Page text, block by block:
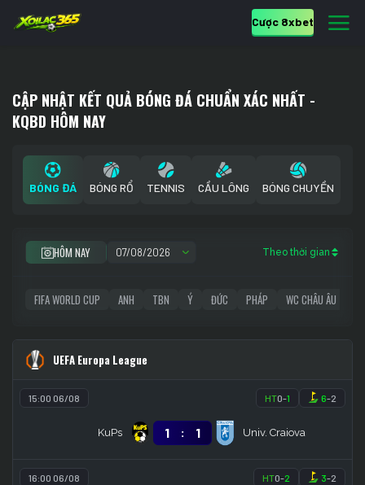
Cược 8xbet
CẬP NHẬT KẾT QUẢ BÓNG ĐÁ CHUẨN XÁC NHẤT -
KQBD HÔM NAY
BÓNG ĐÁ BÓNG RỔ TENNIS CẦU LÔNG BÓNG CHUYỀN
HÔM NAY Theo thời gian
FIFA WORLD CUP ANH TBN Ý ĐỨC PHÁP WC CHÂU ÂU
UEFA Europa League
15:00 06/08 HT0-1 6-2
KuPs 1 : 1 Univ. Craiova
16:00 06/08 HT0-2 3-2